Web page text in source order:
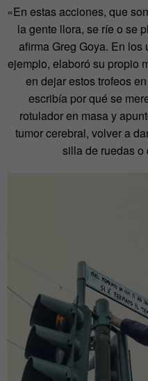
«En estas acciones, que
la gente llora, se ríe o se
afirma Greg Goya. En
ejemplo, elaboró su propio
en dejar estos trofeos
escribía por qué se
rotulador en masa y
tumor cerebral, volver a
silla de ruedas o